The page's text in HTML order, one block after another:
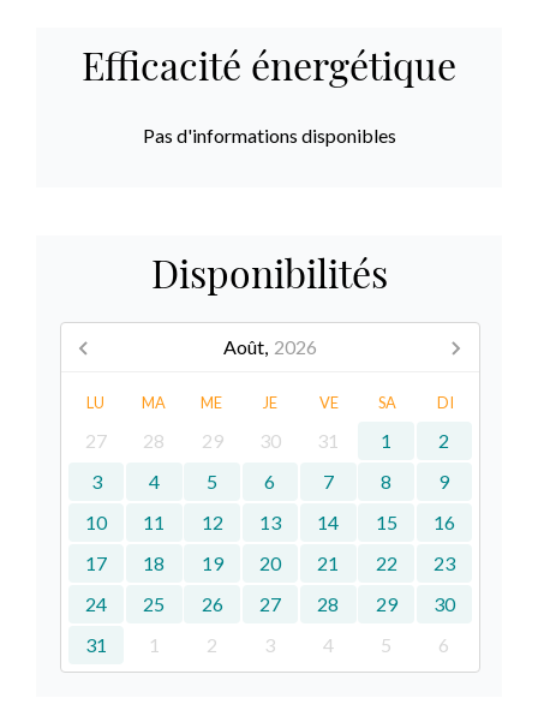
Efficacité énergétique
Pas d'informations disponibles
Disponibilités
Août, 2026
LU MA ME JE VE SA DI
27 28 29 30 31 1
2
3
4 5 6 7 8
9
10
11 12 13 14 15
16
17
18 19 20 21 22
23
24
25 26 27 28 29
30
31
1 2 3 4 5 6